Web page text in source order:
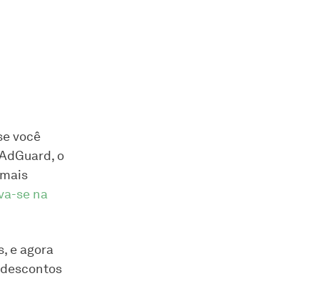
você
o
se na
e agora